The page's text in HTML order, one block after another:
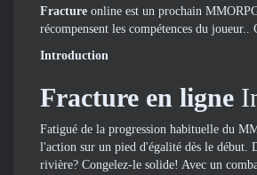
Fracture online est un prochain
récompensent les compétences du
Introduction
Fracture en ligne
Fatigué de la progression habituelle du
l'action sur un pied d'égalité dès le début.
rivière? Congelez-le solide! Avec un